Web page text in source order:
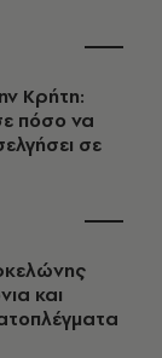
Κρήτη:
πόσο να
σε
και